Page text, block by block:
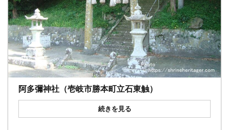
阿多彌神社（壱岐市勝本町立石東触）
続きを見る